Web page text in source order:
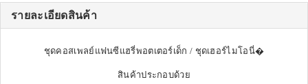
รายละเอียดสินค้า
ชุดคอสเพลย์แฟนซีแฮรี่พอตเตอร์เด็ก / ชุดเฮอร์ไมโอนี่�
สินค้าประกอบด้วย